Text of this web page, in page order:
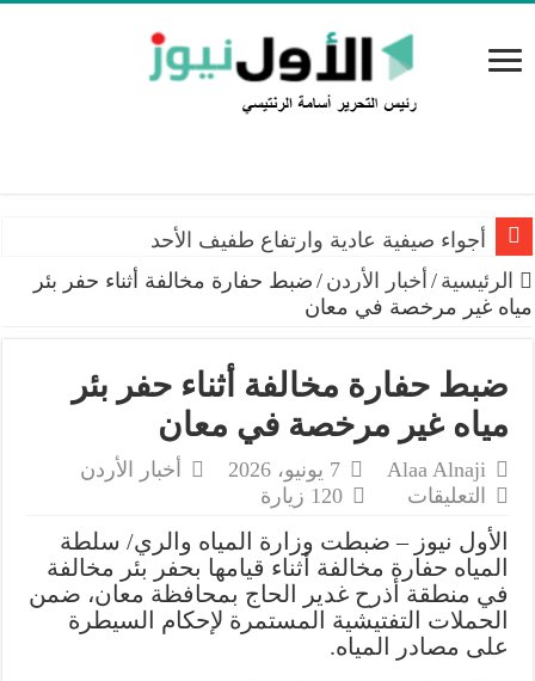
أجواء صيفية عادية وارتفاع طفيف الأحد
الرئيسية / أخبار الأردن / ضبط حفارة مخالفة أثناء حفر بئر
مياه غير مرخصة في معان
ضبط حفارة مخالفة أثناء حفر بئر
مياه غير مرخصة في معان
Alaa Alnaji 7 يونيو، 2026
أخبار الأردن
التعليقات
حفارة
مخالفة
أثناء
حفر
بئر
120 زيارة
الأول نيوز – ضبطت وزارة المياه والري/ سلطة
المياه حفارة مخالفة أثناء قيامها بحفر بئر مخالفة
في منطقة أذرح غدير الحاج بمحافظة معان، ضمن
الحملات التفتيشية المستمرة لإحكام السيطرة
على مصادر المياه.